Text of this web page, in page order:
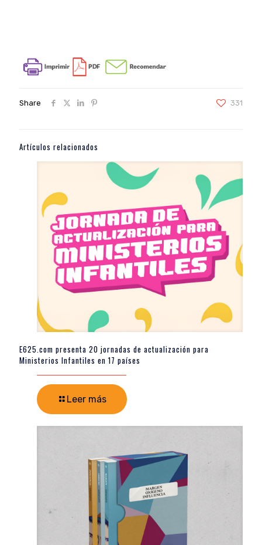
Share 331
Artículos relacionados
E625.com presenta 20 jornadas de actualización para
Ministerios Infantiles en 17 países
Leer más